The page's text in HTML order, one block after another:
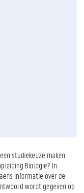
studiekeuze maken
Biologie? In
informatie over de
wordt gegeven op